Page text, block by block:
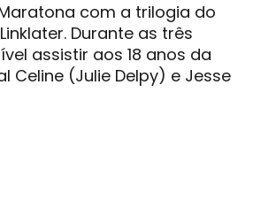
com a trilogia do
Durante as três
assistir aos 18 anos da
Celine (Julie Delpy) e Jesse